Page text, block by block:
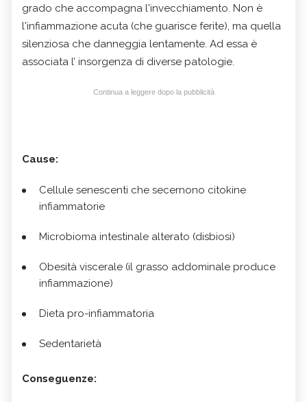
grado che accompagna l'invecchiamento. Non è
l'infiammazione acuta (che guarisce ferite), ma quella
silenziosa che danneggia lentamente. Ad essa è
associata l’ insorgenza di diverse patologie.
Continua a leggere dopo la pubblicità
Cause:
Cellule senescenti che secernono citokine
infiammatorie
Microbioma intestinale alterato (disbiosi)
Obesità viscerale (il grasso addominale produce
infiammazione)
Dieta pro-infiammatoria
Sedentarietà
Conseguenze: